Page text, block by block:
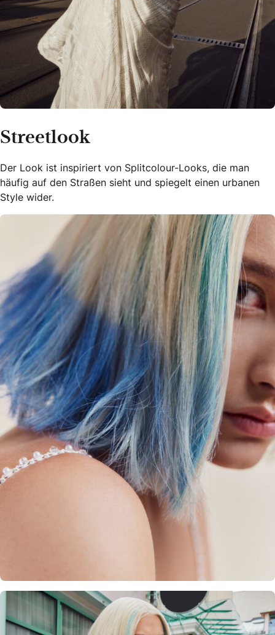
Streetlook
Der Look ist inspiriert von Splitcolour-Looks, die man
häufig auf den Straßen sieht und spiegelt einen urbanen
Style wider.